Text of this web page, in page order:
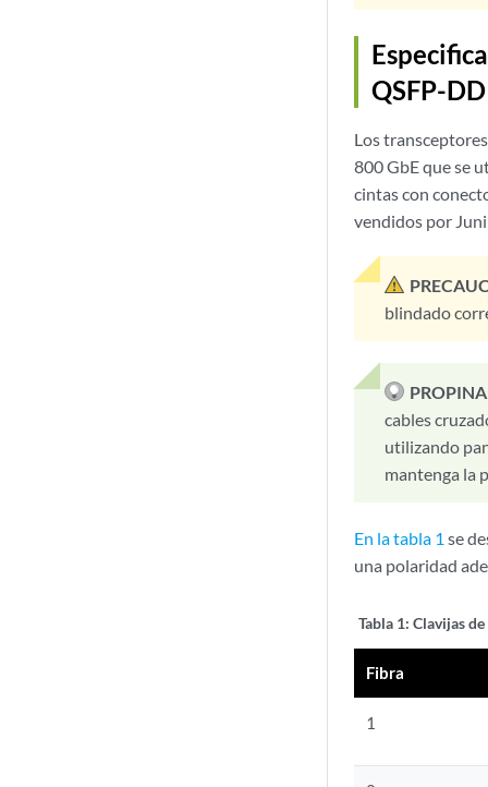
QSFP-DD
Los
800 GbE que se
cintas con
vendidos por
blindado
cables
utilizando
mantenga la
En la tabla 1 se
una polaridad
Tabla 1: Clavijas
Fibra
1